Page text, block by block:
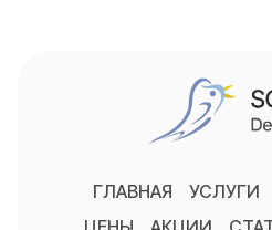
ГЛАВНАЯ УСЛУГИ